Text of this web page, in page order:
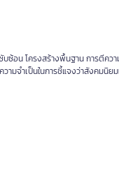
ซ้อน โครงสร้างพื้นฐาน การตีคว
จำเป็นในการชี้แจงว่าสังคมนิยม